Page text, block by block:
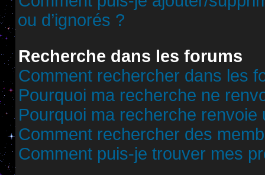
ou d’ignorés ?
Recherche dans les forums
Comment rechercher dans les
Pourquoi ma recherche ne
Pourquoi ma recherche renvoie
Comment rechercher des
Comment puis-je trouver mes